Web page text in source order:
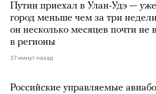
Путин приехал в Улан-Удэ —
город меньше чем за три
он несколько месяцев почти не
в регионы
37 минут назад
Российские управляемые